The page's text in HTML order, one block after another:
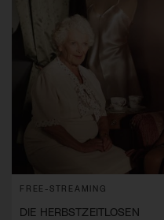
FREE-STREAMING
DIE HERBSTZEITLOSEN